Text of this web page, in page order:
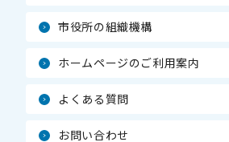
市役所の組織機構
ホームページのご利用案内
よくある質問
お問い合わせ